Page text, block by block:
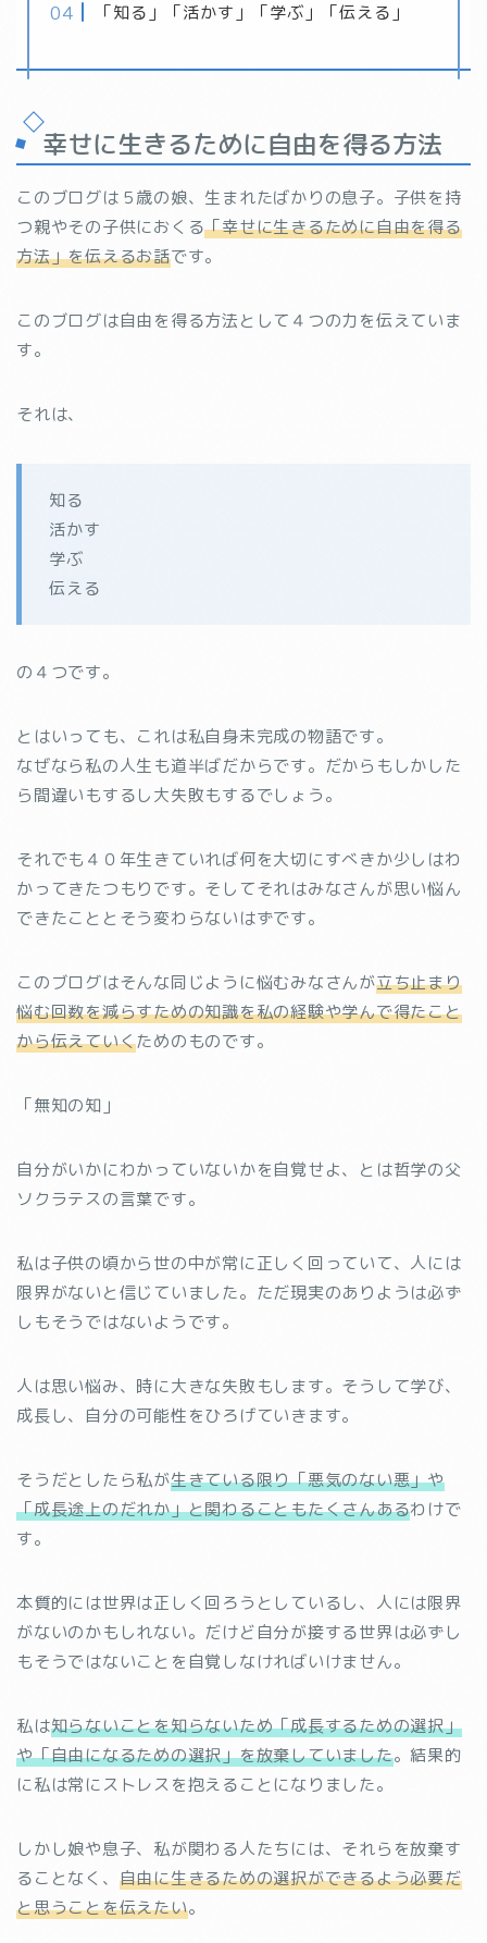
「知る」「活かす」「学ぶ」「伝える」
幸せに生きるために自由を得る方法
このブログは５歳の娘、生まれたばかりの息子。子供を持
つ親やその子供におくる「幸せに生きるために自由を得る
方法」を伝えるお話です。
このブログは自由を得る方法として４つの力を伝えていま
す。
それは、
知る
活かす
学ぶ
伝える
の４つです。
とはいっても、これは私自身未完成の物語です。
なぜなら私の人生も道半ばだからです。だからもしかした
ら間違いもするし大失敗もするでしょう。
それでも４０年生きていれば何を大切にすべきか少しはわ
かってきたつもりです。そしてそれはみなさんが思い悩ん
できたこととそう変わらないはずです。
このブログはそんな同じように悩むみなさんが立ち止まり
悩む回数を減らすための知識を私の経験や学んで得たこと
から伝えていくためのものです。
「無知の知」
自分がいかにわかっていないかを自覚せよ、とは哲学の父
ソクラテスの言葉です。
私は子供の頃から世の中が常に正しく回っていて、人には
限界がないと信じていました。ただ現実のありようは必ず
しもそうではないようです。
人は思い悩み、時に大きな失敗もします。そうして学び、
成長し、自分の可能性をひろげていきます。
そうだとしたら私が生きている限り「悪気のない悪」や
「成長途上のだれか」と関わることもたくさんあるわけで
す。
本質的には世界は正しく回ろうとしているし、人には限界
がないのかもしれない。だけど自分が接する世界は必ずし
もそうではないことを自覚しなければいけません。
私は知らないことを知らないため「成長するための選択」
や「自由になるための選択」を放棄していました。結果的
に私は常にストレスを抱えることになりました。
しかし娘や息子、私が関わる人たちには、それらを放棄す
ることなく、 自由に生きるための選択ができるよう必要だ
と思うことを伝えたい。